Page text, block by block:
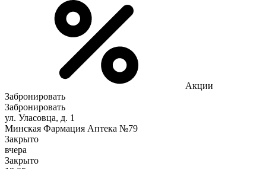
Акции
Забронировать
Забронировать
ул. Уласовца, д. 1
Минская Фармация Аптека №79
Закрыто
вчера
Закрыто